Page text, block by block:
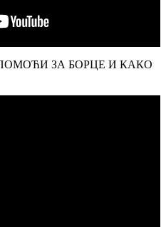
ЗА БОРЦЕ И КАКО